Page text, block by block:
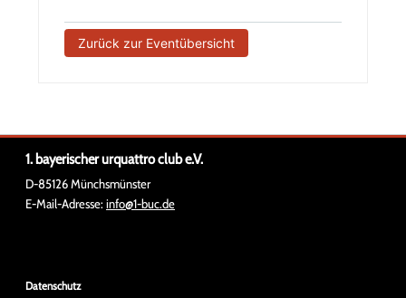
Zurück zur Eventübersicht
1. bayerischer urquattro club e.V.
D-85126 Münchsmünster
E-Mail-Adresse:info@1-buc.de
Navigation
Datenschutz